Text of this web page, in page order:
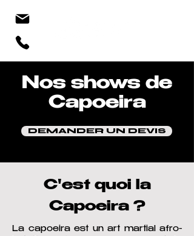
Nos shows de
Capoeira
DEMANDER UN DEVIS
C'est quoi la
Capoeira ?
La capoeira est un art martial afro-